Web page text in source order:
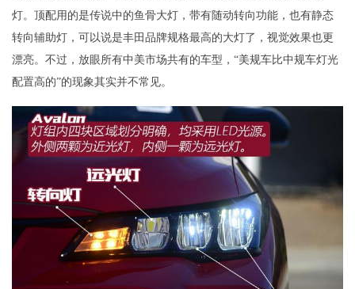
灯。顶配用的是传说中的鱼骨大灯，带有随动转向功能，也有静态
转向辅助灯，可以说是丰田品牌规格最高的大灯了，视觉效果也更
漂亮。不过，放眼所有中美市场共有的车型，“美规车比中规车灯光
配置高的”的现象其实并不常见。